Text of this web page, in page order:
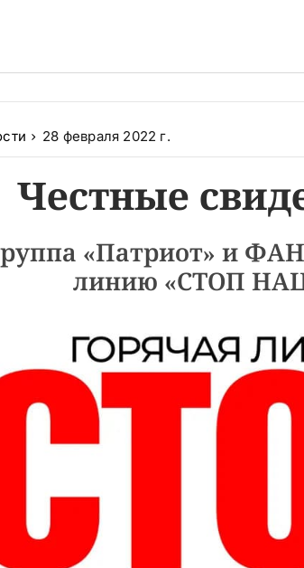
28 февраля 2022 г.
Честные
«Патриот» и
линию «СТОП